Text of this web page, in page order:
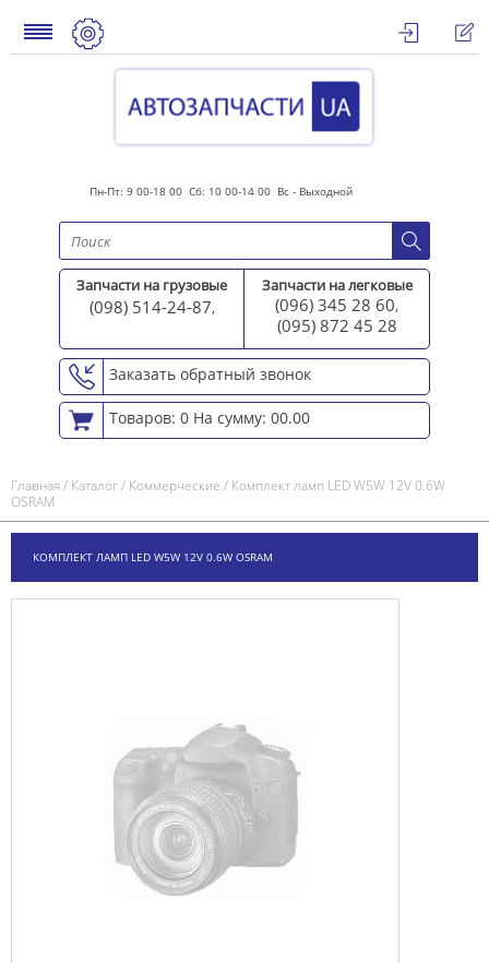
Пн-Пт: 9 00-18 00 Сб: 10 00-14 00 Вс - Выходной
Запчасти на грузовые
(098) 514-24-87,
Запчасти на легковые
(096) 345 28 60,
(095) 872 45 28
Заказать обратный звонок
Товаров: 0 На сумму: 00.00
Главная/ Каталог/ Коммерческие / Комплект ламп LED W5W 12V 0.6W
OSRAM
КОМПЛЕКТ ЛАМП LED W5W 12V 0.6W OSRAM